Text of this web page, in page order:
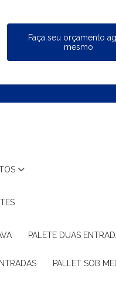
Faça seu orçamento
mesmo
PALETE DUAS
PALLET SOB